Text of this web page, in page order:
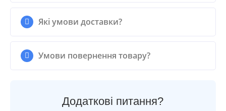
Які умови доставки?
Умови повернення товару?
Додаткові питання?